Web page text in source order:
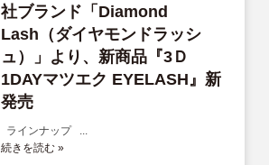
社ブランド「Diamond
Lash（ダイヤモンドラッシ
ュ）」より、新商品『3Ｄ
1DAYマツエク EYELASH』新
発売
ラインナップ ...
続きを読む »